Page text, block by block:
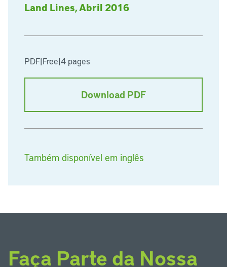
Land Lines, Abril 2016
PDF|Free|4 pages
Download PDF
Também disponível em inglês
Faça Parte da Nossa